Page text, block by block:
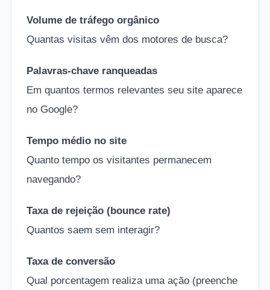
Volume de tráfego orgânico
Quantas visitas vêm dos motores de busca?
Palavras-chave ranqueadas
Em quantos termos relevantes seu site aparece
no Google?
Tempo médio no site
Quanto tempo os visitantes permanecem
navegando?
Taxa de rejeição (bounce rate)
Quantos saem sem interagir?
Taxa de conversão
Qual porcentagem realiza uma ação (preenche